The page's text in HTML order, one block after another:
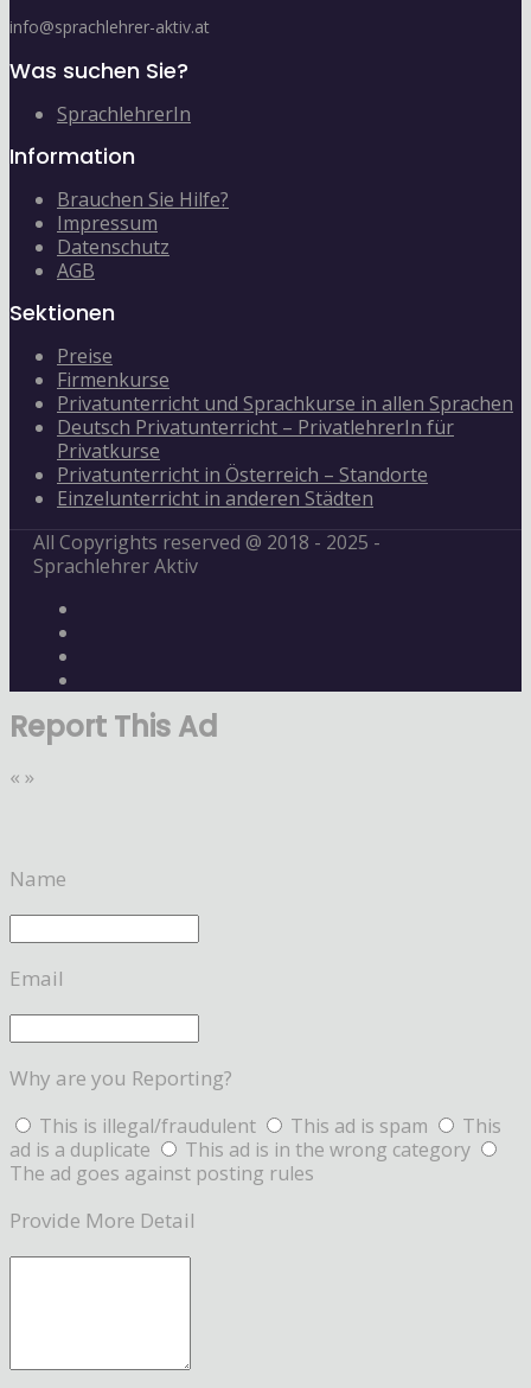
info@sprachlehrer-aktiv.at
Was suchen Sie?
SprachlehrerIn
Information
Brauchen Sie Hilfe?
Impressum
Datenschutz
AGB
Sektionen
Preise
Firmenkurse
Privatunterricht und Sprachkurse in allen Sprachen
Deutsch Privatunterricht – PrivatlehrerIn für
Privatkurse
Privatunterricht in Österreich – Standorte
Einzelunterricht in anderen Städten
All Copyrights reserved @ 2018 - 2025 -
Sprachlehrer Aktiv
Report This Ad
« »
Name
Email
Why are you Reporting?
This is illegal/fraudulent This ad is spam
This
ad is a duplicate
This ad is in the wrong category
The ad goes against posting rules
Provide More Detail